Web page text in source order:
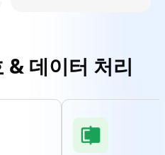
& 데이터 처리